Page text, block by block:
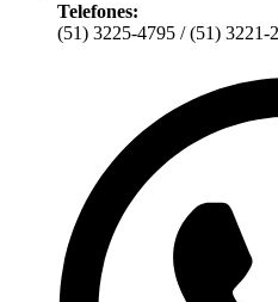
Telefones:
(51) 3225-4795 / (51) 3221-